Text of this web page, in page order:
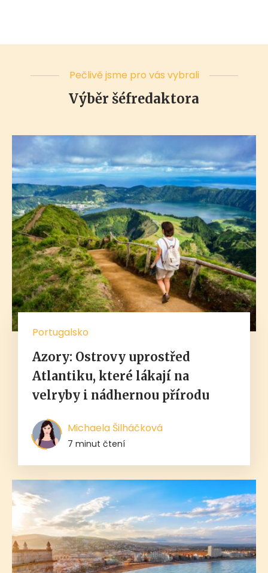
Pečlivě jsme pro vás vybrali
Výběr šéfredaktora
Portugalsko
Azory: Ostrovy uprostřed
Atlantiku, které lákají na
velryby i nádhernou přírodu
Michaela Šilháčková
7 minut čtení